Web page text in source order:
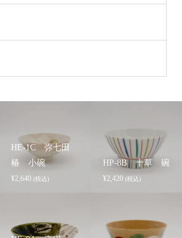
HE-1C 弥七田
椿 小碗
¥2,640 (税込)
HP-8B 十草 碗
¥2,420 (税込)